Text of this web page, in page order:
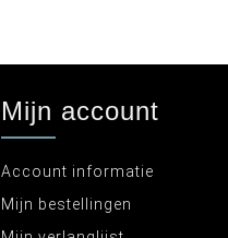
Mijn account
Account informatie
Mijn bestellingen